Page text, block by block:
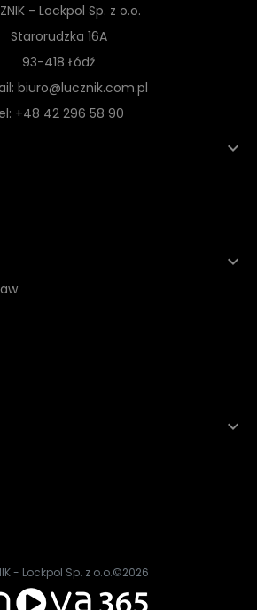
- Lockpol Sp. z o.o.
Starorudzka 16A
93-418 Łódź
biuro@lucznik.com.pl
+48 42 296 58 90
- Lockpol Sp. z o.o.©2026